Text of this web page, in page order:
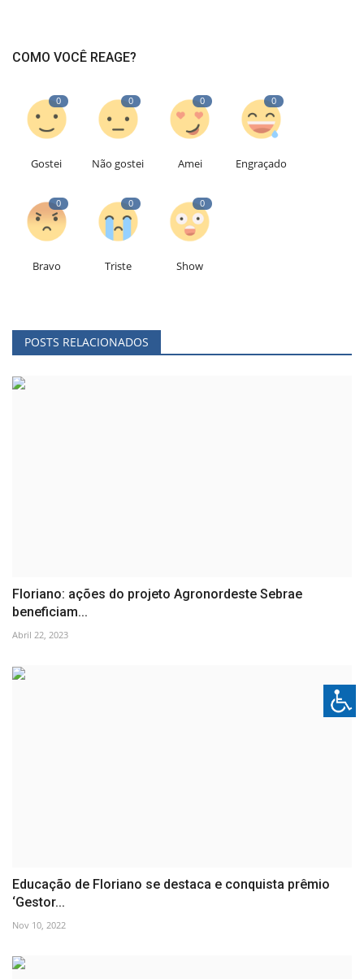
COMO VOCÊ REAGE?
0
Gostei
0
Não gostei
0
Amei
0
Engraçado
0
Bravo
0
Triste
0
Show
POSTS RELACIONADOS
Floriano: ações do projeto Agronordeste Sebrae
beneficiam...
Abril 22, 2023
Educação de Floriano se destaca e conquista prêmio
‘Gestor...
Nov 10, 2022